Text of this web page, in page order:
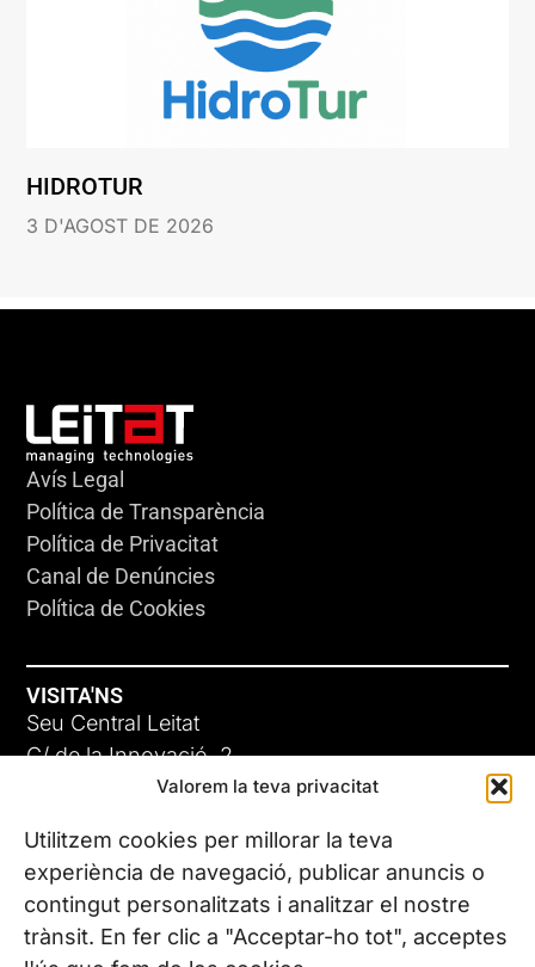
Valorem la teva privacitat
Utilitzem cookies per millorar la teva
experiència de navegació, publicar anuncis o
contingut personalitzats i analitzar el nostre
trànsit. En fer clic a "Acceptar-ho tot", acceptes
HIDROTUR
3 D'AGOST DE 2026
Avís Legal
Política de Transparència
Política de Privacitat
Canal de Denúncies
Política de Cookies
VISITA'NS
Seu Central Leitat
C/ de la Innovació, 2
08225 Terrassa, (Barcelona)
Coneix les nostres seus
CONTACTA’NS
Tel. (+34) 937 882 300